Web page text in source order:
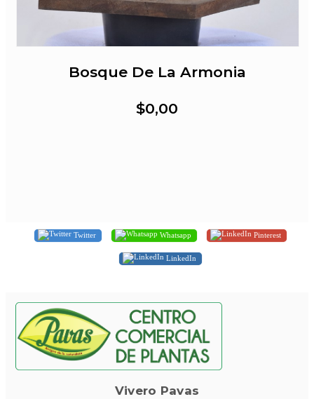
Bosque De La Armonia
$0,00
Twitter Whatsapp Pinterest
LinkedIn
Vivero Pavas